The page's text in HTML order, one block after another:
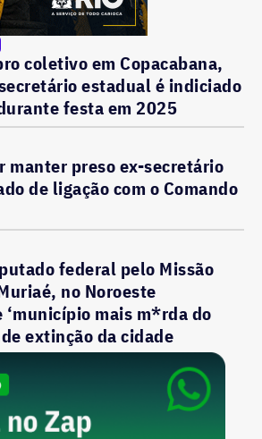
coletivo em Copacabana,
estadual é indiciado
festa em 2025
manter preso ex-secretário
de ligação com o Comando
federal pelo Missão
no Noroeste
mais m*rda do
extinção da cidade